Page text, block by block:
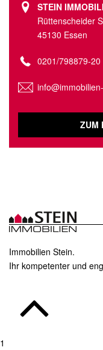
STEIN
Rüttenscheider
45130 Essen
0201/798879-20
ZUM
Immobilien Stein.
Ihr kompetenter und
1